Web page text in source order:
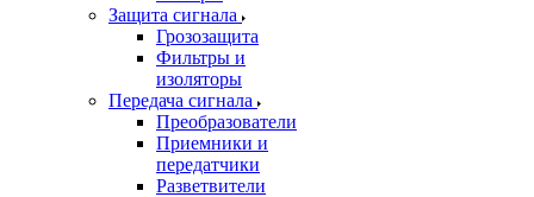
Защита сигнала
Грозозащита
Фильтры и
изоляторы
Передача сигнала
Преобразователи
Приемники и
передатчики
Разветвители